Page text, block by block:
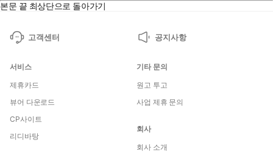
본문 끝 최상단으로 돌아가기
고객센터 공지사항
서비스
제휴카드
뷰어 다운로드
CP사이트
리디바탕
기타 문의
원고 투고
사업 제휴 문의
회사
회사 소개